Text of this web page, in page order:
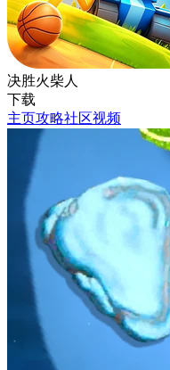
决胜火柴人
下载
主页攻略社区视频